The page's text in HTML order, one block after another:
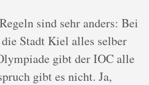
sind sehr anders: Bei
Stadt Kiel alles selber
gibt der IOC alle
gibt es nicht. Ja,